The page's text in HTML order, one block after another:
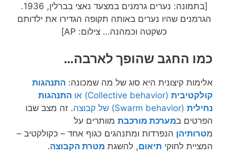
[בתמונה:
נערים גרמנים במצעד נאצי בברלין, 1936.
הגרמנים שהיו נערים באותה תקופה הגדירו את ילדותם
כשקטה וכמהנה… צילום: AP]
כמו החגב שהופך לארבה…
אלימות קיצונית היא סוג של מה שמכונה: התנהגות
קולקטיבית (Collective behavior) או
התנהגות
נחילית (Swarm behavior) של קבוצה
. זה מצב שבו
הפרטים במערכת מורכבת מוותרים על
מטרותיהן הנפרדות ומתנהגים כגוף אחד – כקולקטיב –
המציית לחוקי תיאום, להשגת מטרת הקבוצה.